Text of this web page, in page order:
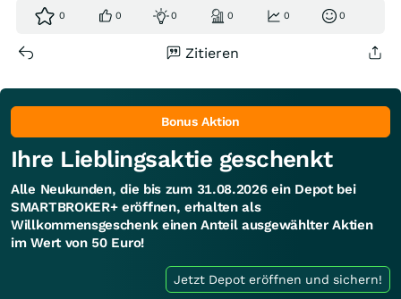
0 0 0 0 0 0
Zitieren
Bonus Aktion
Ihre Lieblingsaktie geschenkt
Alle Neukunden, die bis zum 31.08.2026 ein Depot bei
SMARTBROKER+ eröffnen, erhalten als
Willkommensgeschenk einen Anteil ausgewählter Aktien
im Wert von 50 Euro!
Jetzt Depot eröffnen und sichern!